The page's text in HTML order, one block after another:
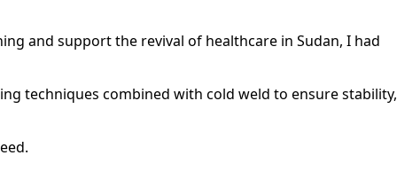
and support the revival of healthcare in Sudan, I had
techniques combined with cold weld to ensure stability,